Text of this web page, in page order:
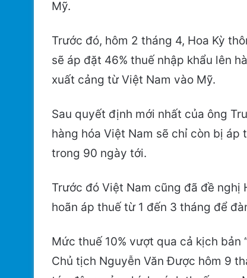
Mỹ.
Trước đó, hôm 2 tháng 4, Hoa Kỳ
sẽ áp đặt 46% thuế nhập khẩu lên
xuất cảng từ Việt Nam vào Mỹ.
Sau quyết định mới nhất của ông
hàng hóa Việt Nam sẽ chỉ còn bị áp
trong 90 ngày tới.
Trước đó Việt Nam cũng đã đề nghị
hoãn áp thuế từ 1 đến 3 tháng để
Mức thuế 10% vượt qua cả kịch bản
Chủ tịch Nguyễn Văn Được hôm 9